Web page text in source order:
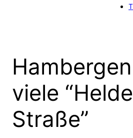
viele
Straße”